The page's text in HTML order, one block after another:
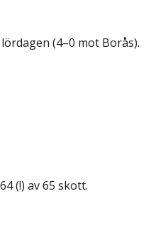
(4–0 mot Borås).
(!) av 65 skott.